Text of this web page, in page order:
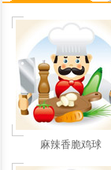
麻辣香脆鸡球